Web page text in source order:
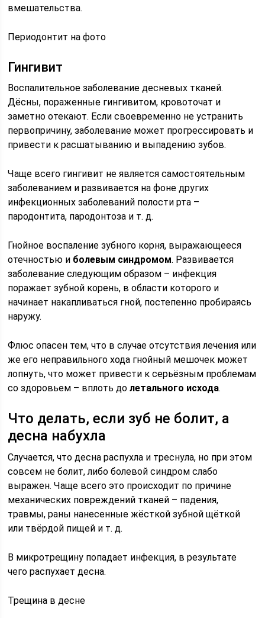
вмешательства.
Периодонтит на фото
Гингивит
Воспалительное заболевание десневых тканей.
Дёсны, пораженные гингивитом, кровоточат и
заметно отекают. Если своевременно не устранить
первопричину, заболевание может прогрессировать и
привести к расшатыванию и выпадению зубов.
Чаще всего гингивит не является самостоятельным
заболеванием и развивается на фоне других
инфекционных заболеваний полости рта –
пародонтита, пародонтоза и т. д.
Гнойное воспаление зубного корня, выражающееся
отечностью и болевым синдромом. Развивается
заболевание следующим образом – инфекция
поражает зубной корень, в области которого и
начинает накапливаться гной, постепенно пробираясь
наружу.
Флюс опасен тем, что в случае отсутствия лечения или
же его неправильного хода гнойный мешочек может
лопнуть, что может привести к серьёзным проблемам
со здоровьем – вплоть долетального исхода.
Что делать, если зуб не болит, а
десна набухла
Случается, что десна распухла и треснула, но при этом
совсем не болит, либо болевой синдром слабо
выражен. Чаще всего это происходит по причине
механических повреждений тканей – падения,
травмы, раны нанесенные жёсткой зубной щёткой
или твёрдой пищей и т. д.
В микротрещину попадает инфекция, в результате
чего распухает десна.
Трещина в десне